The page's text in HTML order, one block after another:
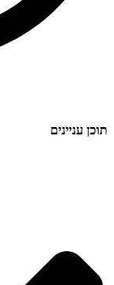
תוכן עניינים